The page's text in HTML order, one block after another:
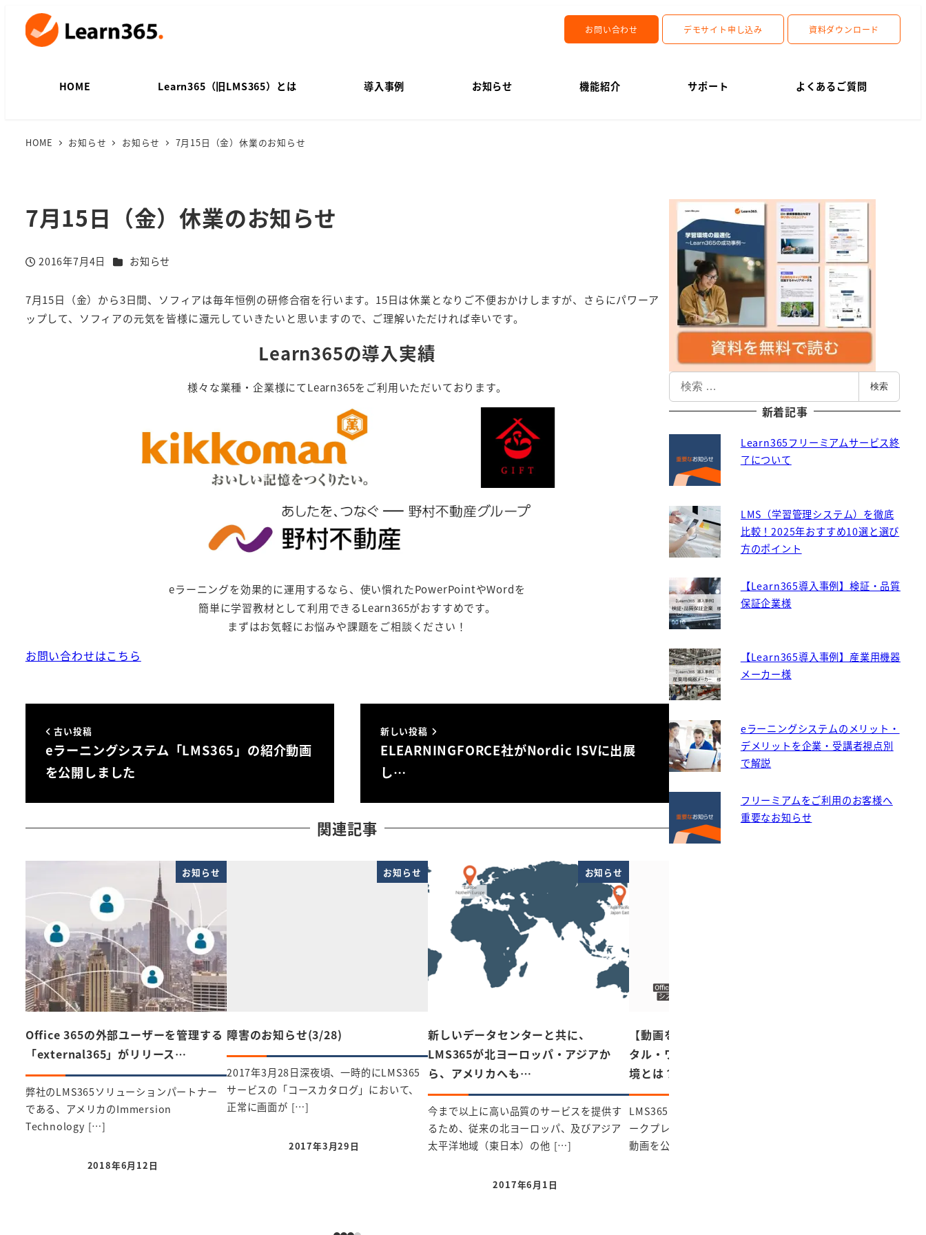
お問い合わせ デモサイト申し込み 資料ダウンロード
HOME Learn365（旧LMS365）とは 導入事例 お知らせ 機能紹介 サポート よくあるご質問
HOME お知らせ お知らせ 7月15日（金）休業のお知らせ
7月15日（金）休業のお知らせ
投稿日
2016年7月4日 カテゴリー
お知らせ
7月15日（金）から3日間、ソフィアは毎年恒例の研修合宿を行います。15日は休業となりご不便おかけしますが、さらにパワーア
ップして、ソフィアの元気を皆様に還元していきたいと思いますので、ご理解いただければ幸いです。
Learn365の導入実績
様々な業種・企業様にてLearn365をご利用いただいております。
eラーニングを効果的に運用するなら、使い慣れたPowerPointやWordを
簡単に学習教材として利用できるLearn365がおすすめです。
まずはお気軽にお悩みや課題をご相談ください！
お問い合わせはこちら
古い投稿
eラーニングシステム「LMS365」の紹介動画
を公開しました
新しい投稿
ELEARNINGFORCE社がNordic ISVに出展
し…
関連記事
お知らせ
Office 365の外部ユーザーを管理する
「external365」がリリース…
弊社のLMS365ソリューションパートナー
である、アメリカのImmersion
Technology […]
投稿日
2018年6月12日
お知らせ
障害のお知らせ(3/28)
2017年3月28日深夜頃、一時的にLMS365
サービスの「コースカタログ」において、
正常に画面が […]
投稿日
2017年3月29日
お知らせ
新しいデータセンターと共に、
LMS365が北ヨーロッパ・アジアか
ら、アメリカへも…
今まで以上に高い品質のサービスを提供す
るため、従来の北ヨーロッパ、及びアジア
太平洋地域（東日本）の他 […]
投稿日
2017年6月1日
【動画を公開しました】モダン・デジ
タル・ワークプレイスのための学習環
境とは？
LMS365で実現するモダン・デジタル・ワ
ークプレイスのための学習環境を紹介する
動画を公開しました。 […]
検
索
検索
新着記事
Learn365フリーミアムサービス終
了について
LMS（学習管理システム）を徹底
比較！2025年おすすめ10選と選び
方のポイント
【Learn365導入事例】検証・品質
保証企業様
【Learn365導入事例】産業用機器
メーカー様
eラーニングシステムのメリット・
デメリットを企業・受講者視点別
で解説
フリーミアムをご利用のお客様へ
重要なお知らせ